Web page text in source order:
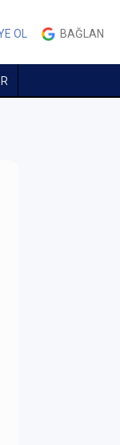
OL BAĞLAN